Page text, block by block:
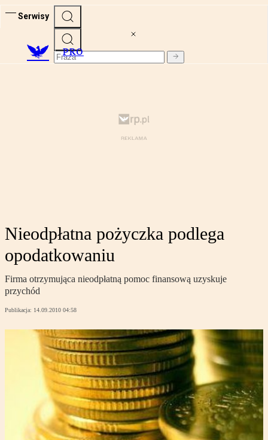
Serwisy
PRO
Nieodpłatna pożyczka podlega
opodatkowaniu
Firma otrzymująca nieodpłatną pomoc finansową uzyskuje
przychód
Publikacja: 14.09.2010 04:58